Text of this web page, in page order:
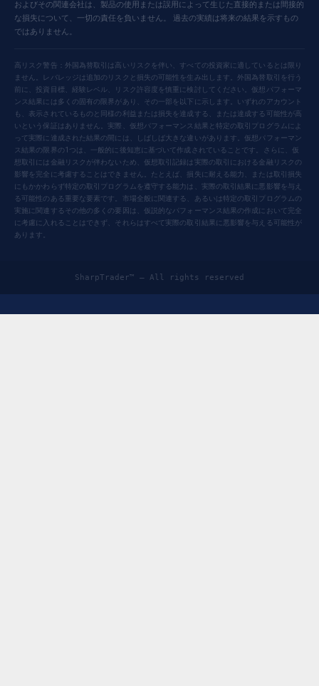
およびその関連会社は、製品の使用または誤用によって生じた直接的または間接的
な損失について、一切の責任を負いません。 過去の実績は将来の結果を示すもの
ではありません。
高リスク警告：外国為替取引は高いリスクを伴い、すべての投資家に適しているとは限り
ません。レバレッジは追加のリスクと損失の可能性を生み出します。外国為替取引を行う
前に、投資目標、経験レベル、リスク許容度を慎重に検討してください。仮想パフォーマ
ンス結果には多くの固有の限界があり、その一部を以下に示します。いずれのアカウント
も、表示されているものと同様の利益または損失を達成する、または達成する可能性が高
いという保証はありません。実際、仮想パフォーマンス結果と特定の取引プログラムによ
って実際に達成された結果の間には、しばしば大きな違いがあります。仮想パフォーマン
ス結果の限界の1つは、一般的に後知恵に基づいて作成されていることです。さらに、仮
想取引には金融リスクが伴わないため、仮想取引記録は実際の取引における金融リスクの
影響を完全に考慮することはできません。たとえば、損失に耐える能力、または取引損失
にもかかわらず特定の取引プログラムを遵守する能力は、実際の取引結果に悪影響を与え
る可能性のある重要な要素です。市場全般に関連する、あるいは特定の取引プログラムの
実施に関連するその他の多くの要因は、仮説的なパフォーマンス結果の作成において完全
に考慮に入れることはできず、それらはすべて実際の取引結果に悪影響を与える可能性が
あります。
SharpTrader™ — All rights reserved